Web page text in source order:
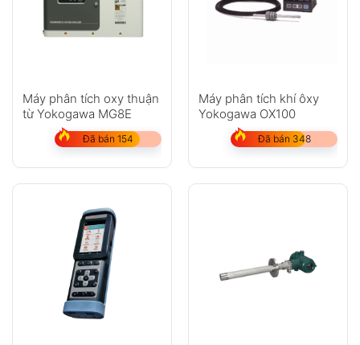
Máy phân tích oxy thuận
từ Yokogawa MG8E
Đã bán 154
Máy phân tích khí ôxy
Yokogawa OX100
Đã bán 348